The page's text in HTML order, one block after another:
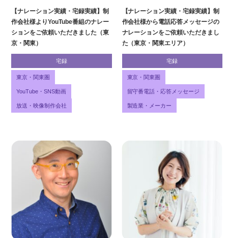
【ナレーション実績・宅録実績】制
作会社様よりYouTube番組のナレー
ションをご依頼いただきました（東
京・関東）
宅録
東京・関東圏
YouTube・SNS動画
放送・映像制作会社
【ナレーション実績・宅録実績】制
作会社様から電話応答メッセージの
ナレーションをご依頼いただきまし
た（東京・関東エリア）
宅録
東京・関東圏
留守番電話・応答メッセージ
製造業・メーカー